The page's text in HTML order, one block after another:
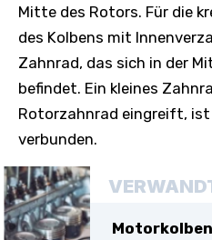
Mitte des Rotors. Für die
des Kolbens mit
Zahnrad, das sich in der
befindet. Ein kleines
Rotorzahnrad eingreift,
verbunden.